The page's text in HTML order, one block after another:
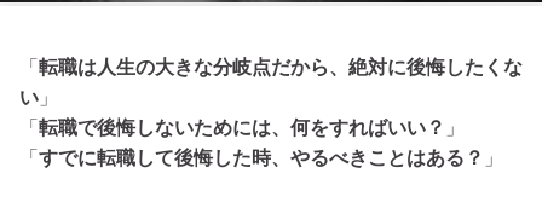
「 転職は人生の大きな分岐点だから、絶対に後悔したくな
い 」
「 転職で後悔しないためには、何をすればいい？ 」
「 すでに転職して後悔した時、やるべきことはある？ 」